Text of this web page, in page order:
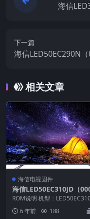
海信
下一篇
海信LED50EC290N
相关文章
海信电视固件
海信LED50EC310JD（
0）
官方原厂USB刷机电视固
ROM说明 机型：
固件版本：（0000） BOM：1
6 年前 188